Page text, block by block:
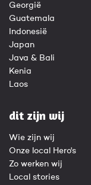
Georgië
Guatemala
Indonesië
Japan
Java & Bali
Kenia
Laos
dit zijn wij
Wie zijn wij
Onze local Hero's
Zo werken wij
Local stories